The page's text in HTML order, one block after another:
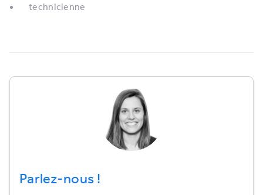
technicienne
Parlez-nous !